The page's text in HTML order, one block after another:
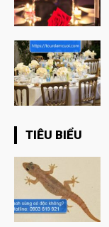
TIÊU BIỂU